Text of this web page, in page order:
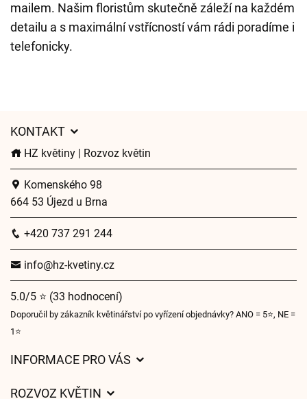
mailem. Našim floristům skutečně záleží na každém
detailu a s maximální vstřícností vám rádi poradíme i
telefonicky.
KONTAKT
HZ květiny | Rozvoz květin
Komenského 98
664 53 Újezd u Brna
+420 737 291 244
info@hz-kvetiny.cz
5.0/5 ⭐ (33 hodnocení)
Doporučil by zákazník květinářství po vyřízení objednávky? ANO = 5⭐, NE =
1⭐
INFORMACE PRO VÁS
ROZVOZ KVĚTIN